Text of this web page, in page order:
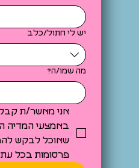
יש לי חתול/כלב
מה שמו/ה?
פרסומות בכל עת